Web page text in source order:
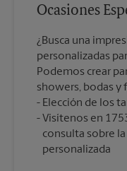
Ocasiones
¿Busca una
personalizadas
Podemos crear
showers, bodas y
Elección de los
Visítenos en
consulta sobre
personalizada